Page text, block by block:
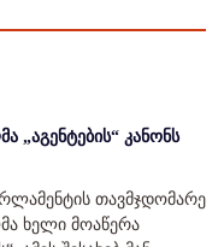
„აგენტების“ კანონს
თავმჯდომარე
ხელი მოაწერა